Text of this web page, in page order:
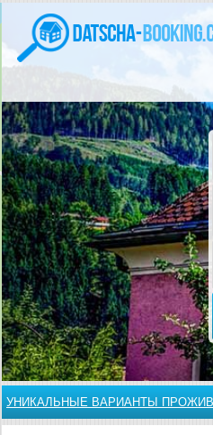
УНИКАЛЬНЫЕ ВАРИАНТЫ